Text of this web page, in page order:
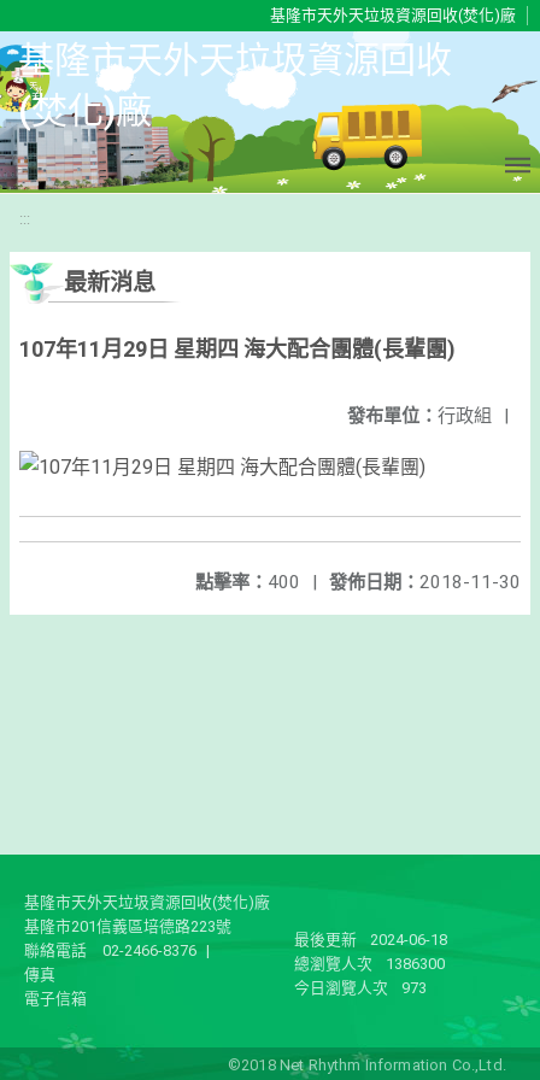
基隆市天外天垃圾資源回收(焚化)廠
基隆市天外天垃圾資源回收
(焚化)廠
:::
最新消息
107年11月29日 星期四 海大配合團體(長輩團)
發布單位： 行政組 |
發佈日期： 2018-11-30
點擊率： 400 |
基隆市天外天垃圾資源回收(焚化)廠
基隆市201信義區培德路223號
聯絡電話
02-2466-8376 |
傳真
電子信箱
最後更新
2024-06-18
總瀏覽人次
1386300
今日瀏覽人次
973
©2018 Net Rhythm Information Co.,Ltd.